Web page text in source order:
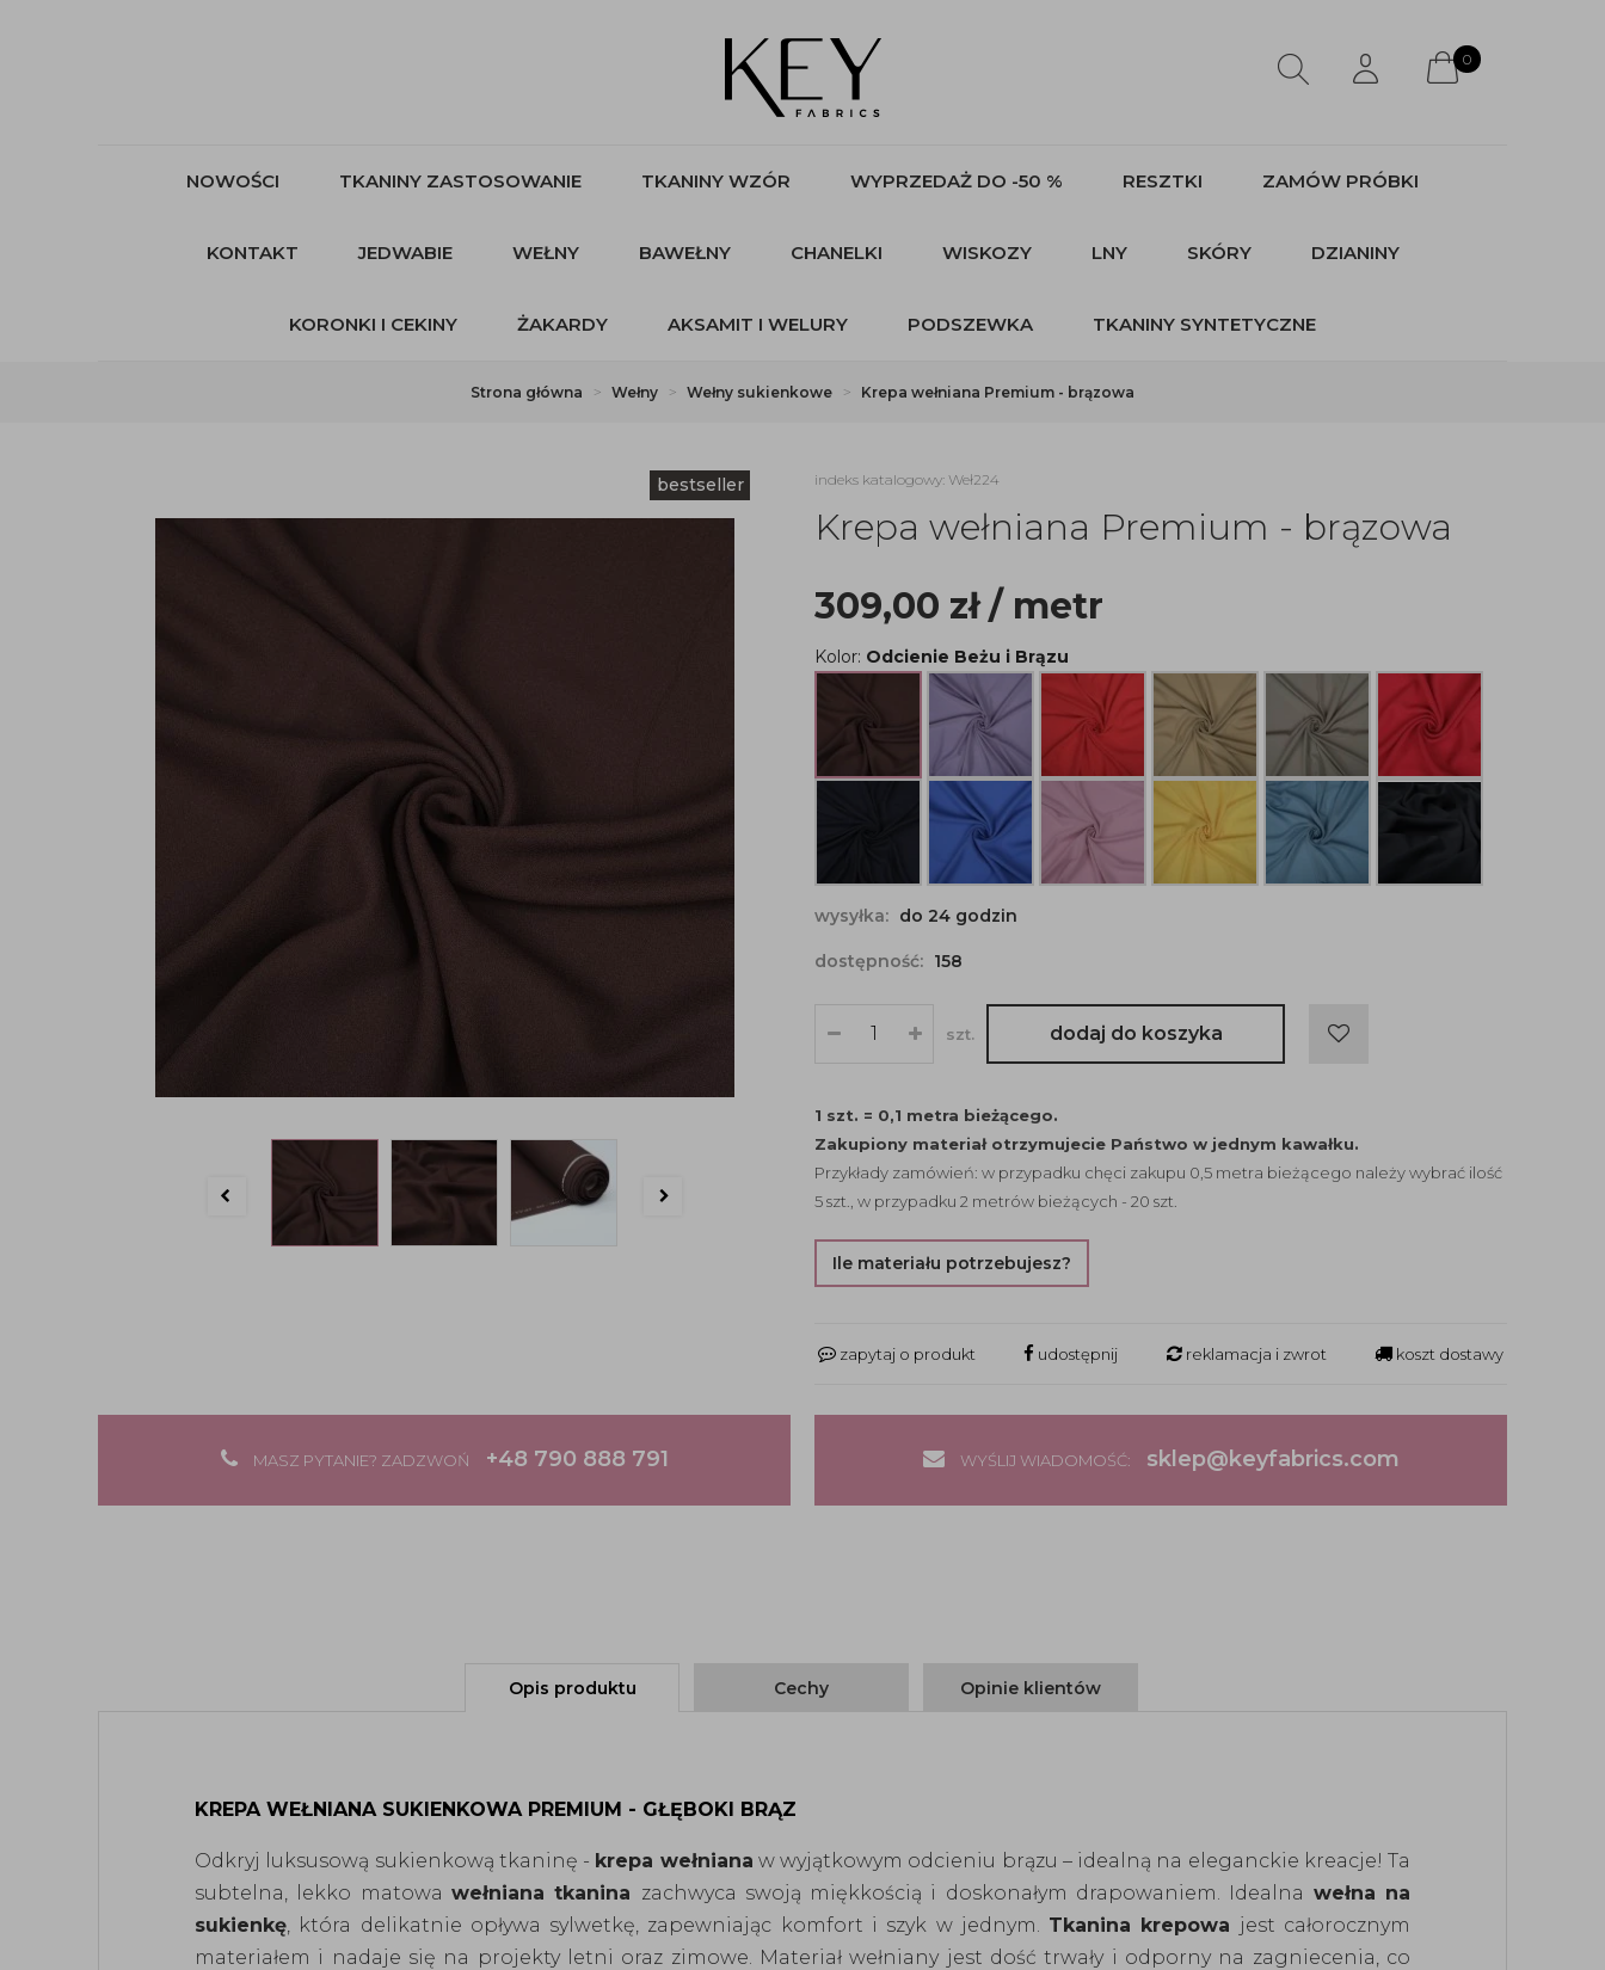
0
NOWOŚCI TKANINY ZASTOSOWANIE TKANINY WZÓR WYPRZEDAŻ DO -50 % RESZTKI ZAMÓW PRÓBKI
KONTAKT JEDWABIE WEŁNY BAWEŁNY CHANELKI WISKOZY LNY SKÓRY DZIANINY
KORONKI I CEKINY ŻAKARDY AKSAMIT I WELURY PODSZEWKA TKANINY SYNTETYCZNE
Strona główna Wełny Wełny sukienkowe Krepa wełniana Premium - brązowa
bestseller indeks katalogowy: Weł224
Krepa wełniana Premium - brązowa
309,00 zł/ metr
Kolor: Odcienie Beżu i Brązu
wysyłka: do 24 godzin
dostępność: 158
szt. dodaj do koszyka
1 szt. = 0,1 metra bieżącego.
Zakupiony materiał otrzymujecie Państwo w jednym kawałku.
Przykłady zamówień: w przypadku chęci zakupu 0,5 metra bieżącego należy wybrać ilość
5 szt., w przypadku 2 metrów bieżących - 20 szt.
Ile materiału potrzebujesz?
zapytaj o produkt udostępnij reklamacja i zwrot koszt dostawy
MASZ PYTANIE? ZADZWOŃ +48 790 888 791 WYŚLIJ WIADOMOŚĆ: sklep@keyfabrics.com
Opis produktu Cechy Opinie klientów
KREPA WEŁNIANA SUKIENKOWA PREMIUM - GŁĘBOKI BRĄZ
Odkryj luksusową sukienkową tkaninę - krepa wełniana w wyjątkowym odcieniu brązu – idealną na eleganckie kreacje! Ta
subtelna, lekko matowa wełniana tkanina zachwyca swoją miękkością i doskonałym drapowaniem. Idealna wełna na
sukienkę , która delikatnie opływa sylwetkę, zapewniając komfort i szyk w jednym. Tkanina krepowa jest całorocznym
materiałem i nadaje się na projekty letni oraz zimowe. Materiał wełniany jest dość trwały i odporny na zagniecenia, co